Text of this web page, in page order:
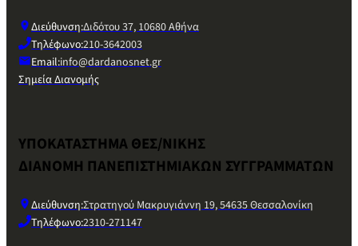
Διεύθυνση:Διδότου 37, 10680 Αθήνα
Τηλέφωνο:210-3642003
Email:info@dardanosnet.gr
Σημεία Διανομής
ΥΠΟΚΑΤΑΣΤΗΜΑ ΘΕΣ/ΝΙΚΗΣ
ΔΙΑΝΟΜΗ ΠΑΝΕΠΙΣΤΗΜΙΑΚΩΝ ΣΥΓΓΡΑΜΜΑΤΩΝ
Διεύθυνση:Στρατηγού Μακρυγιάννη 19, 54635 Θεσσαλονίκη
Τηλέφωνο:2310-271147